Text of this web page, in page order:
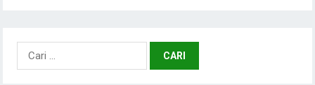
Cari
untuk: